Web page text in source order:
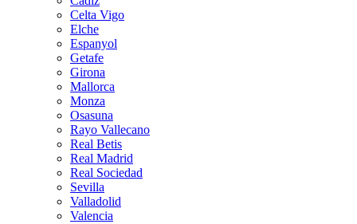
Celta Vigo
Elche
Espanyol
Getafe
Girona
Mallorca
Monza
Osasuna
Rayo Vallecano
Real Betis
Real Madrid
Real Sociedad
Sevilla
Valladolid
Valencia